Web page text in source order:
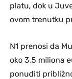
platu, dok u
ovom trenutku
N1 prenosi da
oko 3,5 miliona
ponuditi